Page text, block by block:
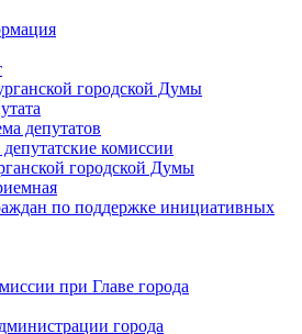
городской Думы
депутатов
комиссии
городской Думы
по поддержке инициативных
при Главе города
города